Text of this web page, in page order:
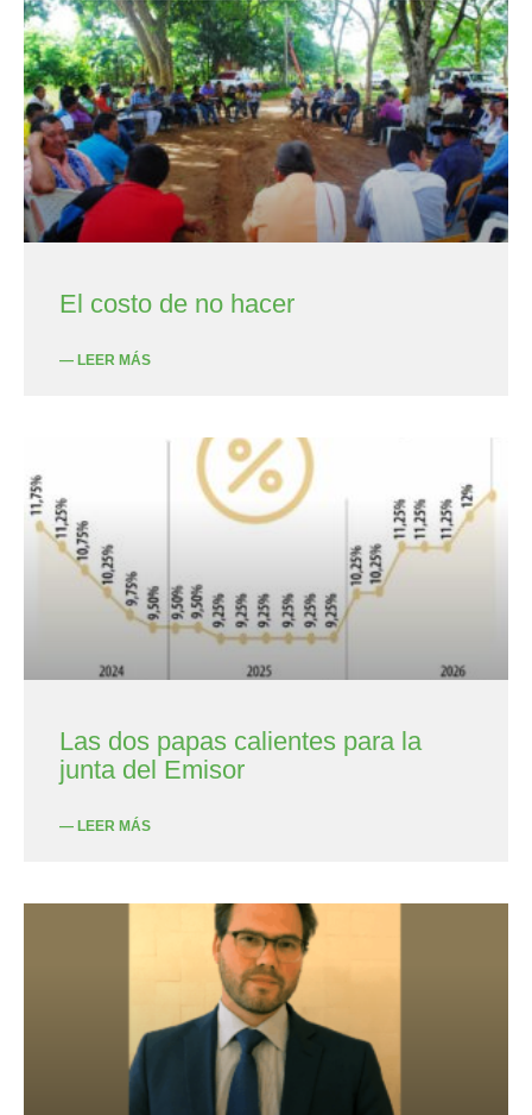
El costo de no hacer
— LEER MÁS
Las dos papas calientes para la
junta del Emisor
— LEER MÁS